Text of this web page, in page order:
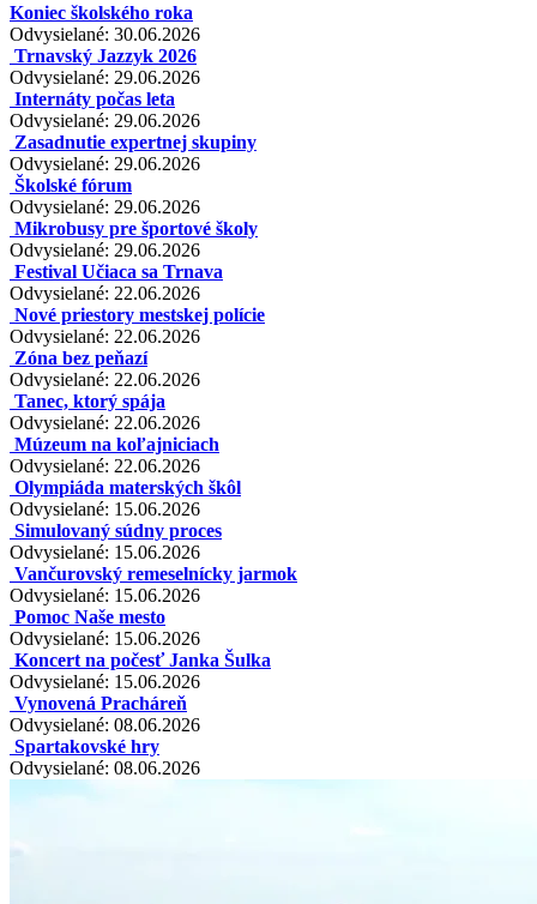
Koniec školského roka
Odvysielané: 30.06.2026
Trnavský Jazzyk 2026
Odvysielané: 29.06.2026
Internáty počas leta
Odvysielané: 29.06.2026
Zasadnutie expertnej skupiny
Odvysielané: 29.06.2026
Školské fórum
Odvysielané: 29.06.2026
Mikrobusy pre športové školy
Odvysielané: 29.06.2026
Festival Učiaca sa Trnava
Odvysielané: 22.06.2026
Nové priestory mestskej polície
Odvysielané: 22.06.2026
Zóna bez peňazí
Odvysielané: 22.06.2026
Tanec, ktorý spája
Odvysielané: 22.06.2026
Múzeum na koľajniciach
Odvysielané: 22.06.2026
Olympiáda materských škôl
Odvysielané: 15.06.2026
Simulovaný súdny proces
Odvysielané: 15.06.2026
Vančurovský remeselnícky jarmok
Odvysielané: 15.06.2026
Pomoc Naše mesto
Odvysielané: 15.06.2026
Koncert na počesť Janka Šulka
Odvysielané: 15.06.2026
Vynovená Pracháreň
Odvysielané: 08.06.2026
Spartakovské hry
Odvysielané: 08.06.2026